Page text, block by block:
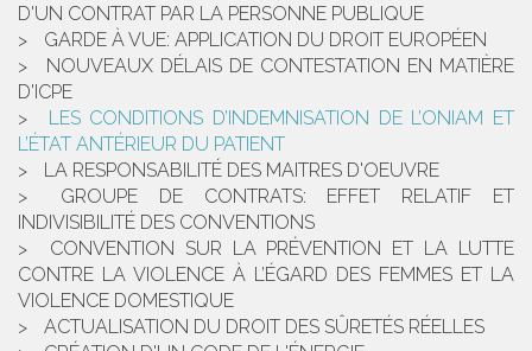
D'UN CONTRAT PAR LA PERSONNE PUBLIQUE
GARDE À VUE: APPLICATION DU DROIT EUROPÉEN
NOUVEAUX DÉLAIS DE CONTESTATION EN MATIÈRE
D'ICPE
LES CONDITIONS D’INDEMNISATION DE L’ONIAM ET
L’ÉTAT ANTÉRIEUR DU PATIENT
LA RESPONSABILITÉ DES MAITRES D'OEUVRE
GROUPE DE CONTRATS: EFFET RELATIF ET
INDIVISIBILITÉ DES CONVENTIONS
CONVENTION SUR LA PRÉVENTION ET LA LUTTE
CONTRE LA VIOLENCE À L’ÉGARD DES FEMMES ET LA
VIOLENCE DOMESTIQUE
ACTUALISATION DU DROIT DES SÛRETÉS RÉELLES